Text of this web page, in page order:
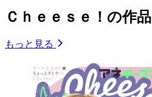
Ｃｈｅｅｓｅ！の作品
もっと見る